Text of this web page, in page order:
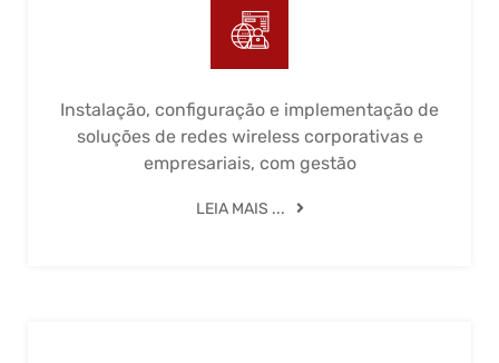
Instalação, configuração e implementação de
soluções de redes wireless corporativas e
empresariais, com gestão
LEIA MAIS ...